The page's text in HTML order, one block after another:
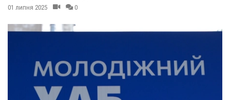
01 липня 2025 0